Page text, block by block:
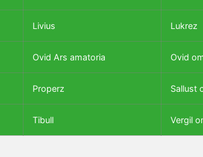
Livius Lukrez
Ovid Ars amatoria Ovid
Properz Sallust
Tibull Vergil